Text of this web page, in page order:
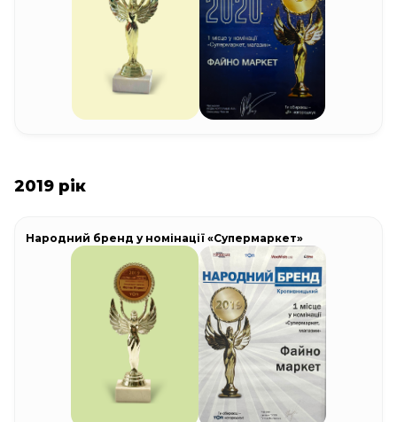
2019 рік
Народний бренд у номінації «Супермаркет»